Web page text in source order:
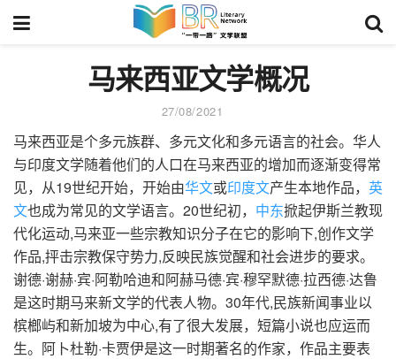
马来西亚文学概况
27/08/2021
马来西亚是个多元族群、多元文化和多元语言的社会。华人
与印度文学随着他们的人口在马来西亚的增加而逐渐变得常
见，从19世纪开始，开始由华文或印度文产生本地作品， 英
文也成为常见的文学语言。20世纪初， 中东掀起伊斯兰教现
代化运动,马来亚一些宗教知识分子在它的影响下,创作文学
作品,抨击宗教保守势力,反映民族觉醒和社会进步的要求。
谢德·谢赫·宾·阿勒哈迪和阿赫马德·宾·穆罕默德·拉西德·达鲁
是这时期马来新文学的代表人物。30年代,民族新闻事业以
槟榔屿和新加坡为中心,有了很大发展，短篇小说也应运而
生。阿卜杜勒·卡贾伊是这一时期著名的作家，作品主要表